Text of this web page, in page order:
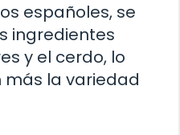
españoles, se
ingredientes
y el cerdo, lo
más la variedad